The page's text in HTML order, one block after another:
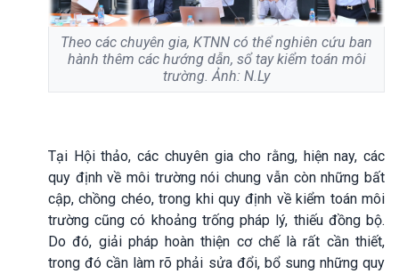
Theo các chuyên gia, KTNN có thể nghiên cứu ban
hành thêm các hướng dẫn, sổ tay kiểm toán môi
trường. Ảnh: N.Ly
Tại Hội thảo, các chuyên gia cho rằng, hiện nay, các
quy định về môi trường nói chung vẫn còn những bất
cập, chồng chéo, trong khi quy định về kiểm toán môi
trường cũng có khoảng trống pháp lý, thiếu đồng bộ.
Do đó, giải pháp hoàn thiện cơ chế là rất cần thiết,
trong đó cần làm rõ phải sửa đổi, bổ sung những quy